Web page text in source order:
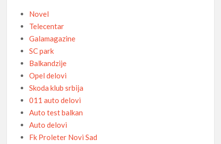
Novel
Telecentar
Galamagazine
SC park
Balkandzije
Opel delovi
Skoda klub srbija
011 auto delovi
Auto test balkan
Auto delovi
Fk Proleter Novi Sad